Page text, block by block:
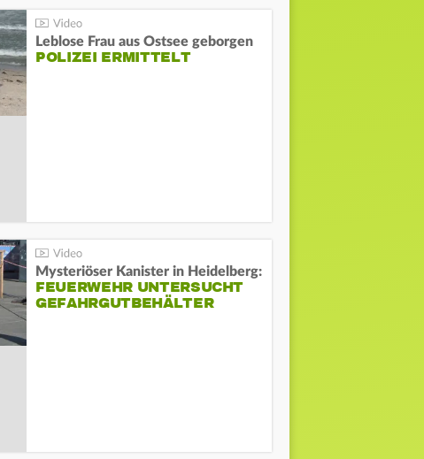
Leblose Frau aus Ostsee geborgen
POLIZEI ERMITTELT
Mysteriöser Kanister in Heidelberg:
FEUERWEHR UNTERSUCHT
GEFAHRGUTBEHÄLTER